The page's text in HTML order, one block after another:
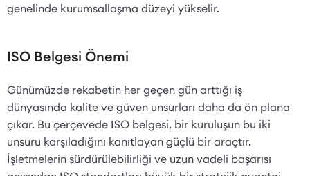
genelinde kurumsallaşma düzeyi yükselir.
ISO Belgesi Önemi
Günümüzde rekabetin her geçen gün arttığı iş
dünyasında kalite ve güven unsurları daha da ön plana
çıkar. Bu çerçevede ISO belgesi, bir kuruluşun bu iki
unsuru karşıladığını kanıtlayan güçlü bir araçtır.
İşletmelerin sürdürülebilirliği ve uzun vadeli başarısı